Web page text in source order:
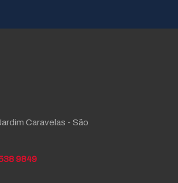
Caravelas - São
9849